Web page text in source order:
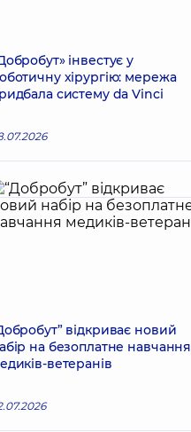
інвестує у
хірургію: мережа
систему da Vinci
відкриває новий
на безоплатне навчання
ветеранів